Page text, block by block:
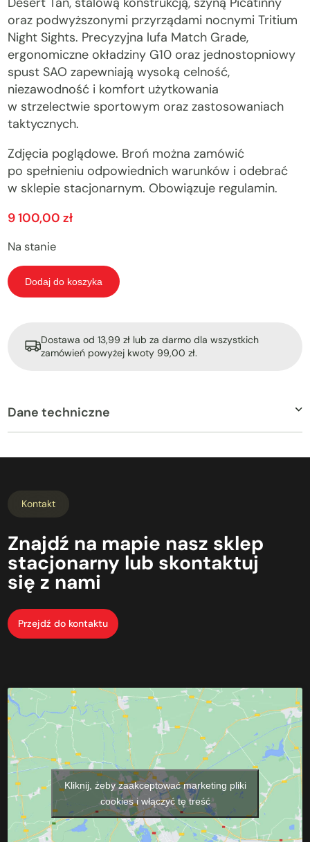
oraz podwyższonymi przyrządami nocnymi Tritium
Night Sights. Precyzyjna lufa Match Grade,
ergonomiczne okładziny G10 oraz jednostopniowy
spust SAO zapewniają wysoką celność,
niezawodność i komfort użytkowania
w strzelectwie sportowym oraz zastosowaniach
taktycznych.
Zdjęcia poglądowe. Broń można zamówić
po spełnieniu odpowiednich warunków i odebrać
w sklepie stacjonarnym. Obowiązuje regulamin.
9 100,00zł
Na stanie
Dodaj do koszyka
Dostawa od 13,99 zł lub za darmo dla wszystkich
zamówień powyżej kwoty 99,00 zł.
Dane techniczne
Kontakt
Znajdź na mapie nasz sklep
stacjonarny lub skontaktuj
się z nami
Przejdź do kontaktu
Kliknij, żeby zaakceptować marketing pliki
cookies i włączyć tę treść